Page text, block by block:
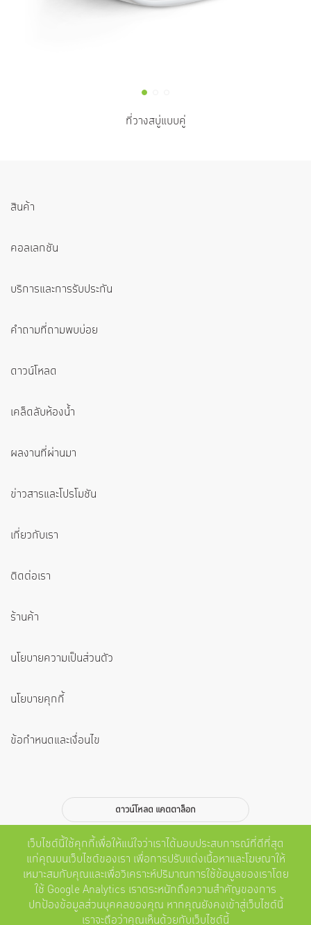
ที่วางสบู่แบบคู่
เว็บไซต์นี้ใช้คุกกี้เพื่อให้แน่ใจว่าเราได้มอบประสบการณ์ที่ดีที่สุด
แก่คุณบนเว็บไซต์ของเรา เพื่อการปรับแต่งเนื้อหาและโฆษณาให้
เหมาะสมกับคุณและเพื่อวิเคราะห์ปริมาณการใช้ข้อมูลของเราโดย
ใช้ Google Analytics เราตระหนักถึงความสำคัญของการ
ปกป้องข้อมูลส่วนบุคคลของคุณ หากคุณยังคงเข้าสู่เว็บไซต์นี้
เราจะถือว่าคุณเห็นด้วยกับเว็บไซต์นี้
สินค้า
คอลเลกชัน
บริการและการรับประกัน
คำถามที่ถามพบบ่อย
ดาวน์โหลด
เคล็ดลับห้องน้ำ
ผลงานที่ผ่านมา
ข่าวสารและโปรโมชัน
เกี่ยวกับเรา
ติดต่อเรา
ร้านค้า
นโยบายความเป็นส่วนตัว
นโยบายคุกกี้
ข้อกำหนดและเงื่อนไข
ดาวน์โหลด แคตตาล็อก
สมัครสมาชิก
ส่ง
ติดตามเรา